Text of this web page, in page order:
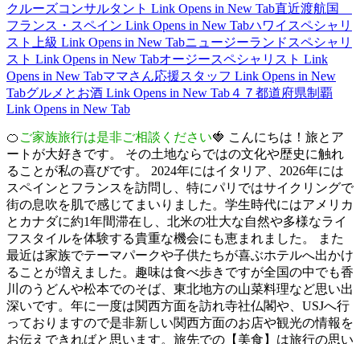
クルーズコンサルタント Link Opens in New Tab直近渡航国
フランス・スペイン Link Opens in New Tabハワイスペシャリ
スト上級 Link Opens in New Tabニュージーランドスペシャリ
スト Link Opens in New Tabオージースペシャリスト Link
Opens in New Tabママさん応援スタッフ Link Opens in New
Tabグルメとお酒 Link Opens in New Tab４７都道府県制覇
Link Opens in New Tab
🍊 ご家族旅行は是非ご相談ください🍓 こんにちは！旅とア
ートが大好きです。 その土地ならではの文化や歴史に触れ
ることが私の喜びです。 2024年にはイタリア、2026年には
スペインとフランスを訪問し、特にパリではサイクリングで
街の息吹を肌で感じてまいりました。学生時代にはアメリカ
とカナダに約1年間滞在し、北米の壮大な自然や多様なライ
フスタイルを体験する貴重な機会にも恵まれました。 また
最近は家族でテーマパークや子供たちが喜ぶホテルへ出かけ
ることが増えました。趣味は食べ歩きですが全国の中でも香
川のうどんや松本でのそば、東北地方の山菜料理など思い出
深いです。年に一度は関西方面を訪れ寺社仏閣や、USJへ行
っておりますので是非新しい関西方面のお店や観光の情報を
お伝えできればと思います。旅先での【美食】は旅行の思い